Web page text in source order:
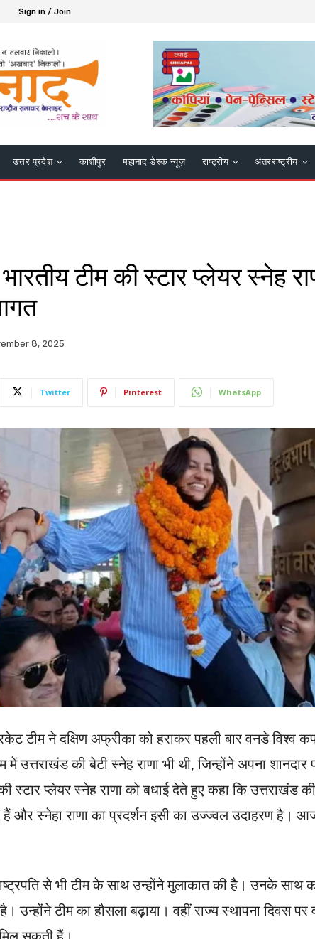
Sign in / Join
उत्तर प्रदेश काशीपुर महानाद डेस्क न्यूज़ राष्ट्रीय अंतरराष्ट्रीय
टीम की स्टार प्लेयर स्नेह
8, 2025
Twitter Pinterest WhatsApp
टीम ने दक्षिण अफ्रीका को हराकर पहली बार वनडे विश्व
में उत्तराखंड की बेटी स्नेह राणा भी थी, जिन्होंने अपना शानदार
स्टार प्लेयर स्नेह राणा को बधाई देते हुए कहा कि उत्तराखंड
हैं और स्नेहा राणा का प्रदर्शन इसी का उज्ज्वल उदाहरण है।
से भी टीम के साथ उन्होंने मुलाकात की है। उनके साथ
उन्होंने टीम का हौसला बढ़ाया। वहीं राज्य स्थापना दिवस